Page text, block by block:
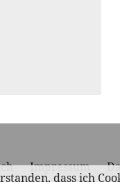
Impressum
dass ich